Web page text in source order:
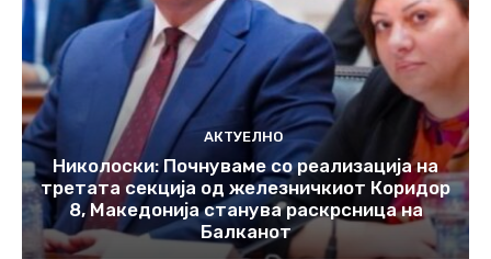
АКТУЕЛНО
Николоски: Почнуваме со реализација на
третата секција од железничкиот Коридор
8, Македонија станува раскрсница на
Балканот